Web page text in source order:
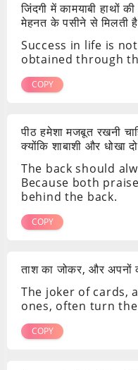
जिंदगी में कामयाबी हाथों
मेहनत के पसीने से मिलती है
Success in life is
obtained through
COPY
पीठ हमेशा मजबूत रखनी
क्योंकि शाबाशी और धोखा
The back should
Because both
behind the back.
COPY
ताश का जोकर, और अपनों
The joker of cards,
ones, often turn
COPY